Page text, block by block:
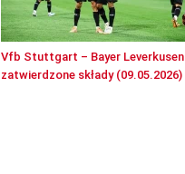
Vfb Stuttgart – Bayer Leverkusen
zatwierdzone składy (09.05.2026)